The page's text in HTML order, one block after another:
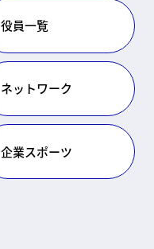
役員一覧
ネットワーク
企業スポーツ